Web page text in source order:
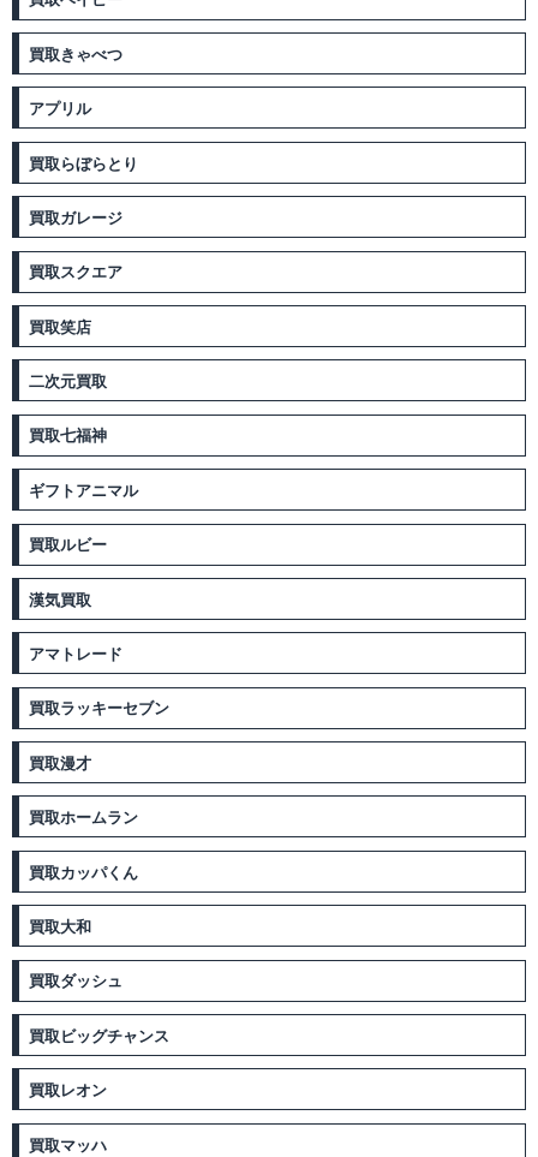
買取きゃべつ
アプリル
買取らぼらとり
買取ガレージ
買取スクエア
買取笑店
二次元買取
買取七福神
ギフトアニマル
買取ルビー
漢気買取
アマトレード
買取ラッキーセブン
買取漫才
買取ホームラン
買取カッパくん
買取大和
買取ダッシュ
買取ビッグチャンス
買取レオン
買取マッハ